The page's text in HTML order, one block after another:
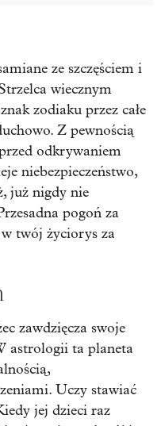
ze szczęściem i
wiecznym
zodiaku przez całe
Z pewnością
odkrywaniem
niebezpieczeństwo,
już nigdy nie
pogoń za
twój życiorys za
zawdzięcza swoje
astrologii ta planeta
Uczy stawiać
jej dzieci raz